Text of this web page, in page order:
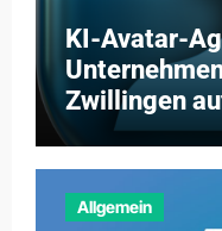
KI-Avatar-
Zwillingen
Partner
Allgemein